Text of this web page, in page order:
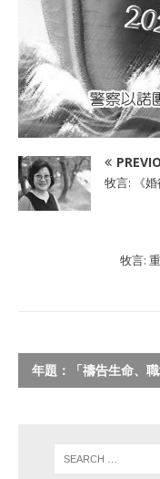
牧言: 《婚
牧言:
年題：「禱告生命、職